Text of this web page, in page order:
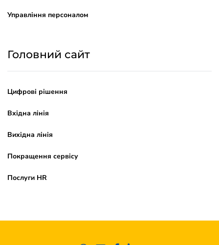
Управління персоналом
Головний сайт
Цифрові рішення
Вхідна лінія
Вихідна лінія
Покращення сервісу
Послуги HR